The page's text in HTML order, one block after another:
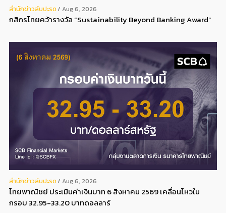
สํานักข่าวสับปะรด Aug 6, 2026
กสิกรไทยคว้ารางวัล “Sustainability Beyond Banking Award”
สํานักข่าวสับปะรด Aug 6, 2026
ไทยพาณิชย์ ประเมินค่าเงินบาท 6 สิงหาคม 2569 เคลื่อนไหวใน
กรอบ 32.95-33.20 บาทดอลลาร์